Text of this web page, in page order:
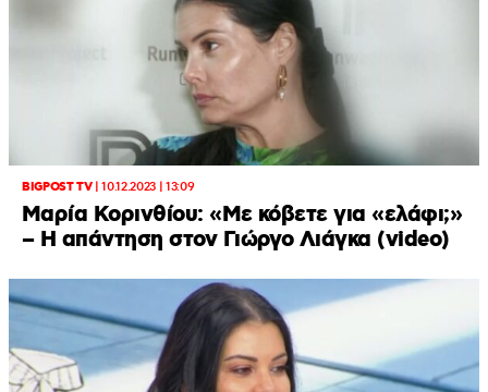
BIGPOST TV|10.12.2023 | 13:09
Μαρία Κορινθίου: «Με κόβετε για «ελάφι;»
– Η απάντηση στον Γιώργο Λιάγκα (video)